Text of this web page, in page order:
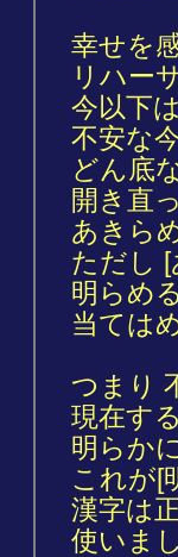
幸せを
リハー
今以下
不安な
どん底
開き直
あきら
ただし
明らめ
当ては
つまり
現在す
明らか
これが[
漢字は
使いま